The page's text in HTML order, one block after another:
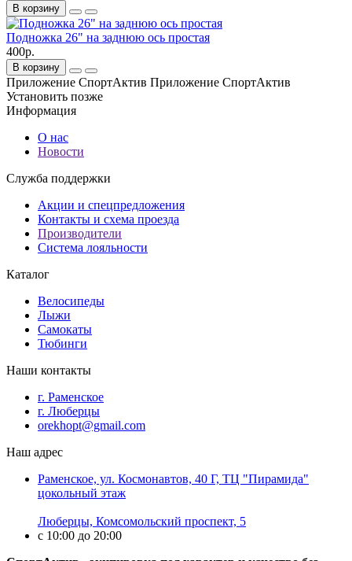
В корзину
Подножка 26" на заднюю ось простая
400р.
В корзину
Приложение СпортАктив Приложение СпортАктив
Установить позже
Информация
О нас
Новости
Служба поддержки
Акции и спецпредложения
Контакты и схема проезда
Производители
Система лояльности
Каталог
Велосипеды
Лыжи
Самокаты
Тюбинги
Наши контакты
г. Раменское
г. Люберцы
orekhopt@gmail.com
Наш адрес
Раменское, ул. Космонавтов, 40 Г, ТЦ "Пирамида"
цокольный этаж
Люберцы, Комсомольский проспект, 5
с 10:00 до 20:00